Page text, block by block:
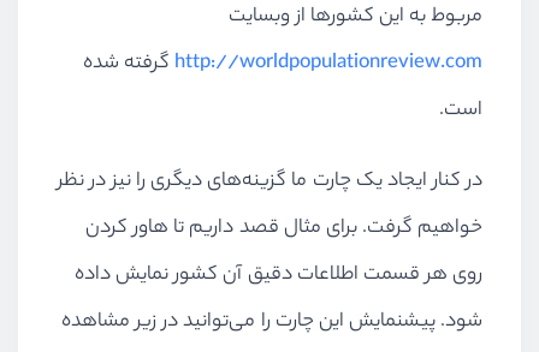
مربوط به این کشورها از وبسایت
http://worldpopulationreview.com گرفته شده
است.
در کنار ایجاد یک چارت ما گزینه‌های دیگری را نیز در نظر
خواهیم گرفت. برای مثال قصد داریم تا هاور کردن
روی هر قسمت اطلاعات دقیق آن کشور نمایش داده
شود. پیشنمایش این چارت را می‌توانید در زیر مشاهده